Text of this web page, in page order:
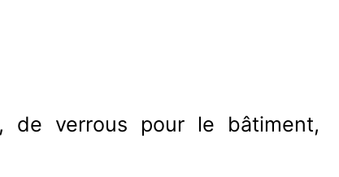
verrous pour le bâtiment,